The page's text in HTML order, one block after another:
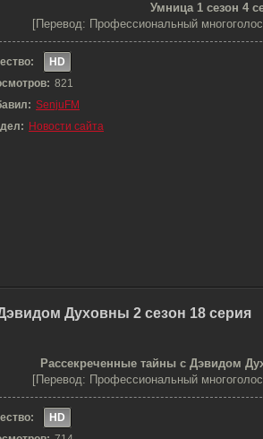
Умница 1 сезон 4
[Перевод: Профессиональный
HD
821
SenjuFM
Новости сайта
Духовны 2 сезон 18 серия
Рассекреченные тайны с Дэвидом
[Перевод: Профессиональный
HD